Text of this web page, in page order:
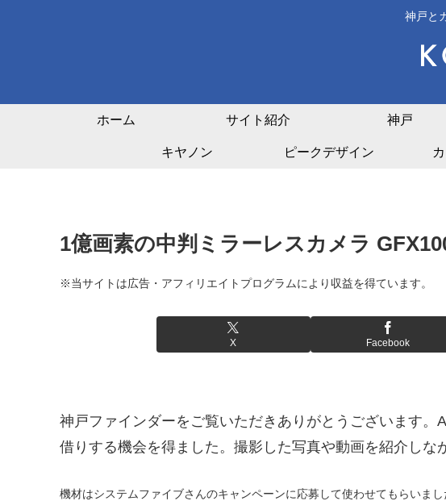
神戸と
ホーム サイト紹介 神戸
キヤノン ピークデザイン
1億画素の中判ミラーレスカメラ
※当サイトは広告・アフィリエイトプログラムにより収益を得ています。
X Facebook
神戸ファインダーをご覧いただきありがとうございます。
借りする機会を得ました。撮影した写真や動画を紹介しな
機材はシステムファイブさんのキャンペーンに応募して使わせてもらいまし